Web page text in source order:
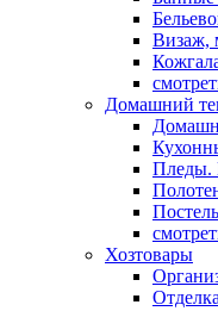
Визаж,
Домашний
Пледы.
Хозтовары